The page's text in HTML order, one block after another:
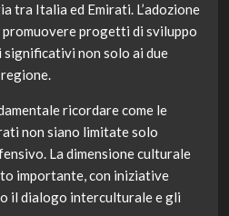
tra Italia ed Emirati. L’adozione
progetti di sviluppo
non solo ai due
regione.
ricordare come le
non siano limitate solo
La dimensione culturale
importante, con iniziative
il dialogo interculturale e gli